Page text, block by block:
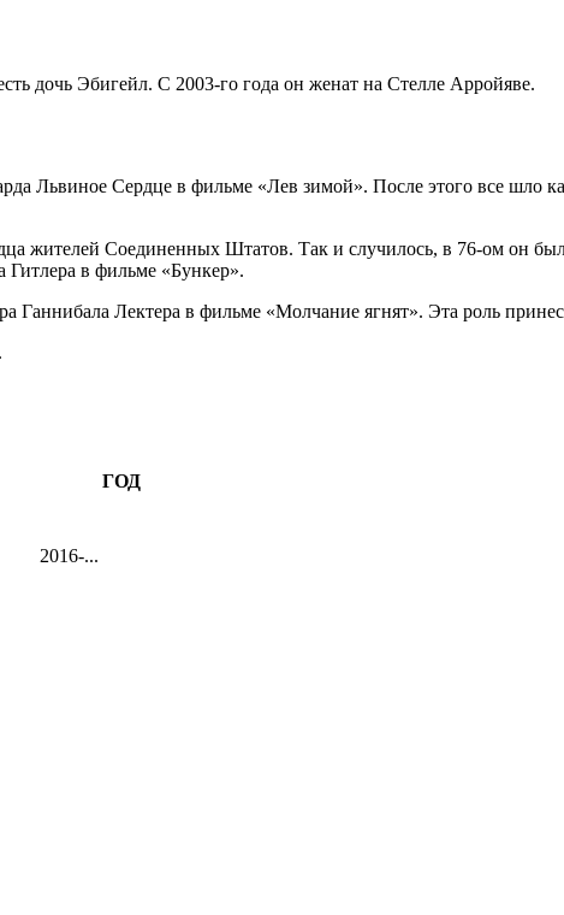
дочь Эбигейл. С 2003-го года он женат на Стелле Арройяве.
Львиное Сердце в фильме «Лев зимой». После этого все шло
жителей Соединенных Штатов. Так и случилось, в 76-ом он
Гитлера в фильме «Бункер».
Лектера в фильме «Молчание ягнят». Эта роль
ГОД
2016-...